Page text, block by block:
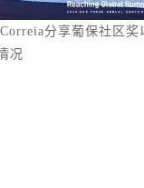
分享葡保社区奖
况